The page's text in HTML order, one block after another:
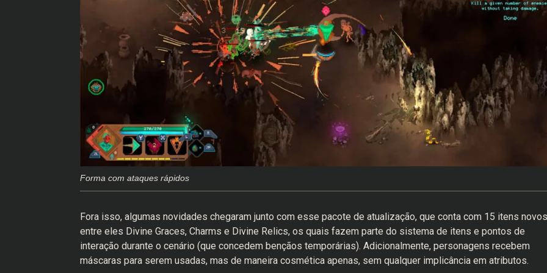
Forma com ataques rápidos
Fora isso, algumas novidades chegaram junto com esse pacote de atualização, que conta com 15 itens
entre eles Divine Graces, Charms e Divine Relics, os quais fazem parte do sistema de itens e pontos de
interação durante o cenário (que concedem bençãos temporárias). Adicionalmente, personagens recebem
máscaras para serem usadas, mas de maneira cosmética apenas, sem qualquer implicância em atributos.